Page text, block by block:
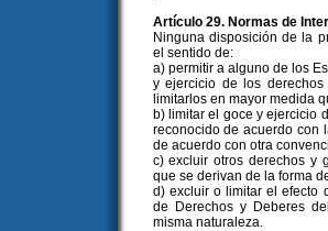
Artículo 29. Normas de
Ninguna disposición de la
el sentido de:
a) permitir a alguno de los
y ejercicio de los
limitarlos en mayor medida
b) limitar el goce y ejercicio
reconocido de acuerdo con
de acuerdo con otra
c) excluir otros derechos y
que se derivan de la forma
d) excluir o limitar el efecto
de Derechos y Deberes
misma naturaleza.